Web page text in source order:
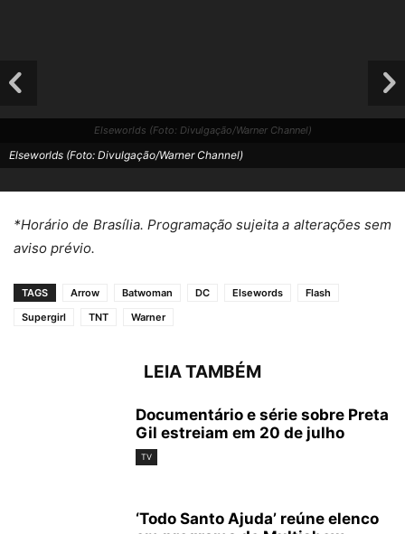
Elseworlds (Foto: Divulgação/Warner Channel)
Elseworlds (Foto: Divulgação/Warner Channel)
Elseworlds (Foto: Divulgação/Warner Channel)
*Horário de Brasília. Programação sujeita a alterações sem
aviso prévio.
TAGS Arrow Batwoman DC Elsewords
Flash
Supergirl
TNT Warner
LEIA TAMBÉM
Documentário e série sobre Preta
Gil estreiam em 20 de julho
TV
‘Todo Santo Ajuda’ reúne elenco